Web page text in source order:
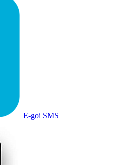
E-goi SMS